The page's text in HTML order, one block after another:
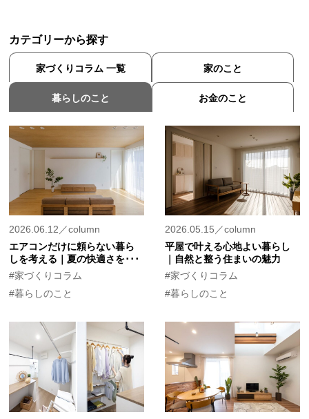
カテゴリーから探す
家づくりコラム 一覧 家のこと
暮らしのこと お金のこと
2026.06.12／column
エアコンだけに頼らない暮ら
しを考える｜夏の快適さを･･･
#家づくりコラム
#暮らしのこと
2026.05.15／column
平屋で叶える心地よい暮らし
｜自然と整う住まいの魅力
#家づくりコラム
#暮らしのこと